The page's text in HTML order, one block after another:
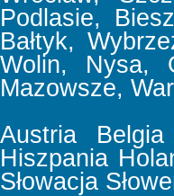
Podlasie,
Bałtyk,
Wolin, Nysa,
Mazowsze,
Austria
Belgia
Hiszpania
Słowacja